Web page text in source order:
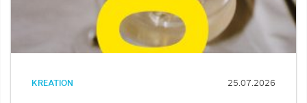
KREATION 25.07.2026